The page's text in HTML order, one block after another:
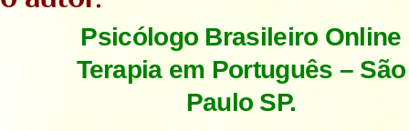
Psicólogo Brasileiro Online
Terapia em Português – São
Paulo SP.